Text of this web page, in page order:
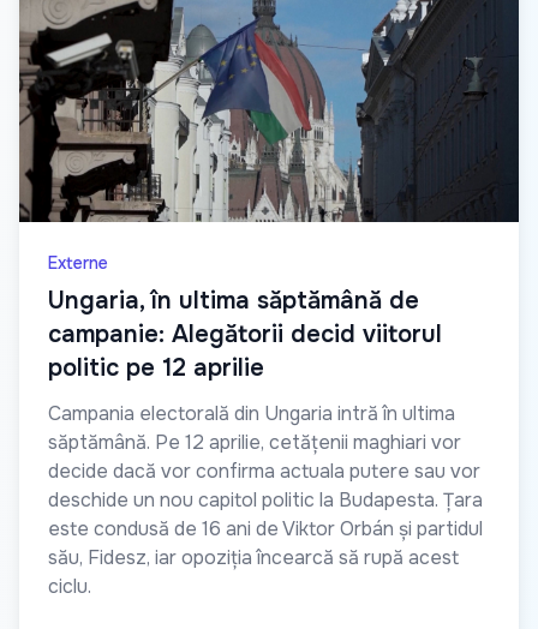
Externe
Ungaria, în ultima săptămână de
campanie: Alegătorii decid viitorul
politic pe 12 aprilie
Campania electorală din Ungaria intră în ultima
săptămână. Pe 12 aprilie, cetățenii maghiari vor
decide dacă vor confirma actuala putere sau vor
deschide un nou capitol politic la Budapesta. Țara
este condusă de 16 ani de Viktor Orbán și partidul
său, Fidesz, iar opoziția încearcă să rupă acest
ciclu.